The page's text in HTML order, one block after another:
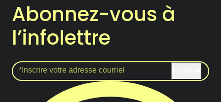
Abonnez-vous à
l’infolettre